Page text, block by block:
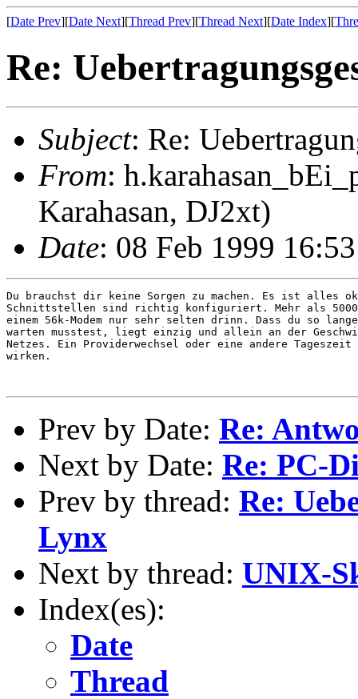
[Date Prev][Date Next][Thread Prev][Thread Next][Date Index][
Re:
Subject: Re:
From:
Karahasan, DJ2xt)
Date: 08 Feb 1999
Du brauchst dir keine Sorgen zu machen. Es ist alles
Schnittstellen sind richtig konfiguriert. Mehr als
einem 56k-Modem nur sehr selten drinn. Dass du so
warten musstest, liegt einzig und allein an der
Netzes. Ein Providerwechsel oder eine andere Tageszeit
wirken.
Prev by Date: Re:
Next by Date: Re: PC-
Prev by thread: Re:
Lynx
Next by thread: UNIX-
Index(es):
Date
Thread